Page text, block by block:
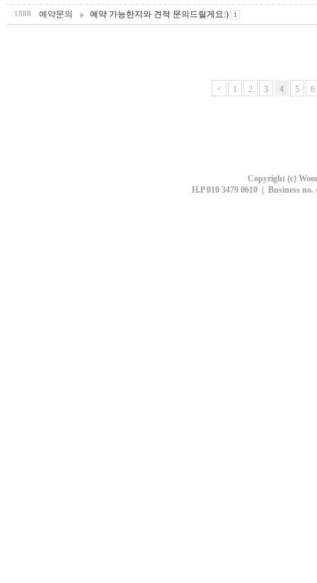
1888 예약문의 예약 가능한지와 견적 문의드릴게요:) 1
< 1 2 3 4 5 6
Copyright (c)
H.P 010 3479 0610 | Business